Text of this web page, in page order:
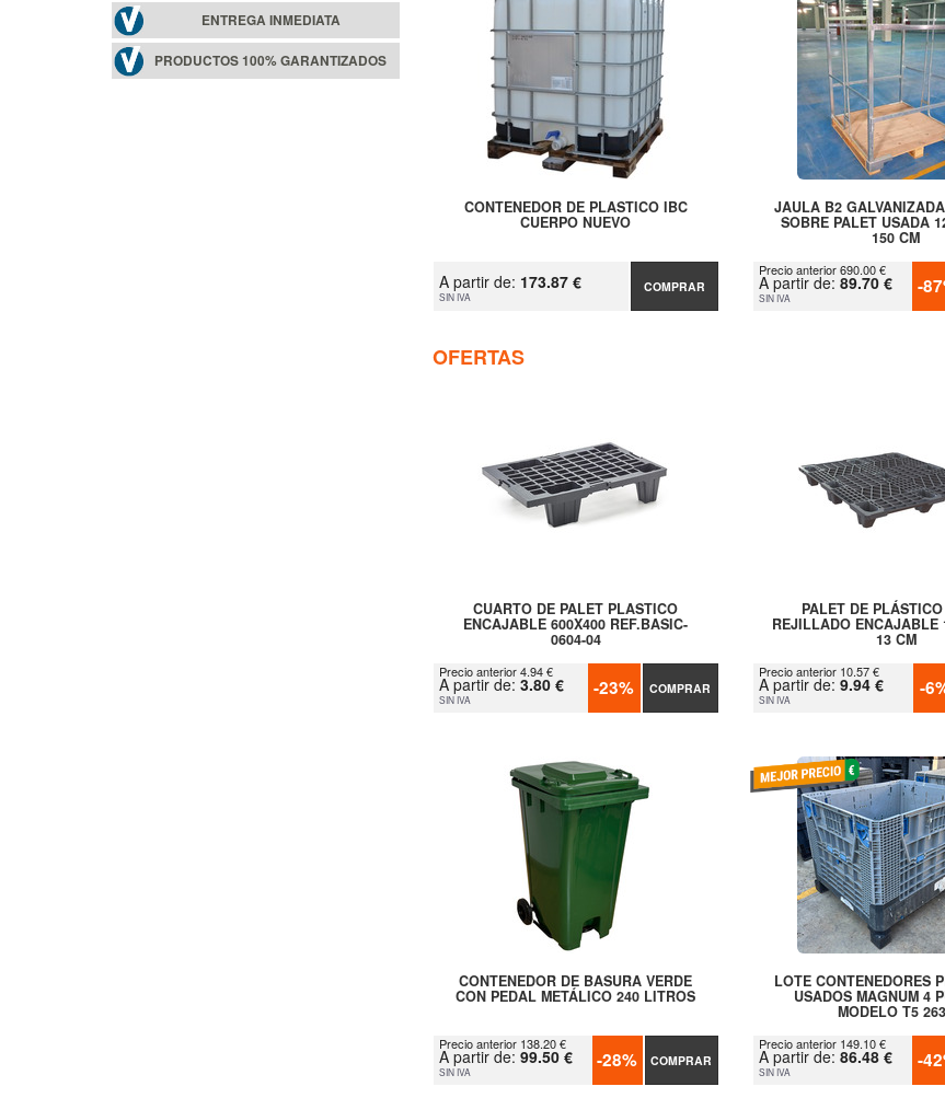
ENTREGA INMEDIATA
PRODUCTOS 100% GARANTIZADOS
CONTENEDOR DE PLASTICO IBC
CUERPO NUEVO
A partir de: 173.87 €
SIN IVA
COMPRAR
JAULA B2
SOBRE PALET USADA
150 CM
Precio anterior 690.00 €
A partir de: 89.70 €
SIN IVA -
OFERTAS
CUARTO DE PALET PLASTICO
ENCAJABLE 600X400 REF.BASIC-
0604-04
Precio anterior 4.94 €
A partir de: 3.80 €
SIN IVA -23% COMPRAR
PALET DE
REJILLADO ENCAJABLE
13 CM
Precio anterior 10.57 €
A partir de: 9.94 €
SIN IVA -
CONTENEDOR DE BASURA VERDE
CON PEDAL METÁLICO 240 LITROS
Precio anterior 138.20 €
A partir de: 99.50 €
SIN IVA -28% COMPRAR
LOTE CONTENEDORES
USADOS MAGNUM 4
MODELO T5
Precio anterior 149.10 €
A partir de: 86.48 €
SIN IVA -